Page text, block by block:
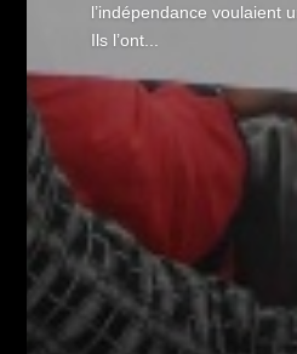
l’indépendance voulaient
Ils l’ont...